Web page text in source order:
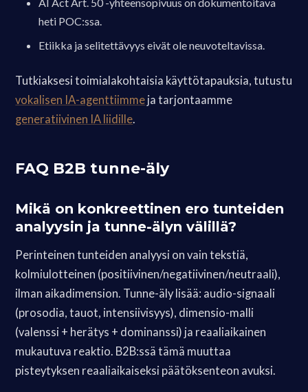
heti POC:ssa.
Etiikka ja selitettävyys eivät ole neuvoteltavissa.
Tutkiaksesi toimialakohtaisia käyttötapauksia, tutustu
vokalisen IA-agenttiimme ja tarjontaamme
generatiivinen IA liidille.
FAQ B2B tunne-äly
Mikä on konkreettinen ero tunteiden
analyysin ja tunne-älyn välillä?
Perinteinen tunteiden analyysi on vain tekstiä,
kolmiulotteinen (positiivinen/negatiivinen/neutraali),
ilman aikadimension. Tunne-äly lisää: audio-signaali
(prosodia, tauot, intensiivisyys), dimensio-malli
(valenssi + herätys + dominanssi) ja reaaliaikainen
mukautuva reaktio. B2B:ssä tämä muuttaa
pisteytyksen reaaliaikaiseksi päätöksenteon avuksi.